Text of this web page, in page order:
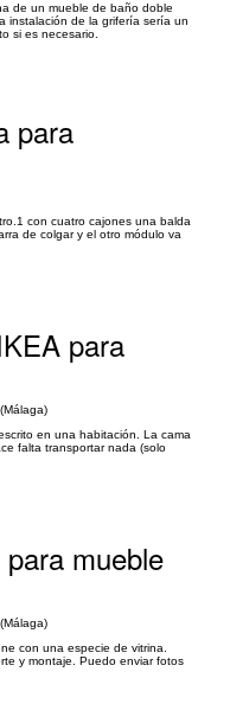
de un mueble de baño doble
instalación de la grifería sería un
si es necesario.
para
con cuatro cajones una balda
de colgar y el otro módulo va
para
en una habitación. La cama
falta transportar nada (solo
mueble
con una especie de vitrina.
y montaje. Puedo enviar fotos